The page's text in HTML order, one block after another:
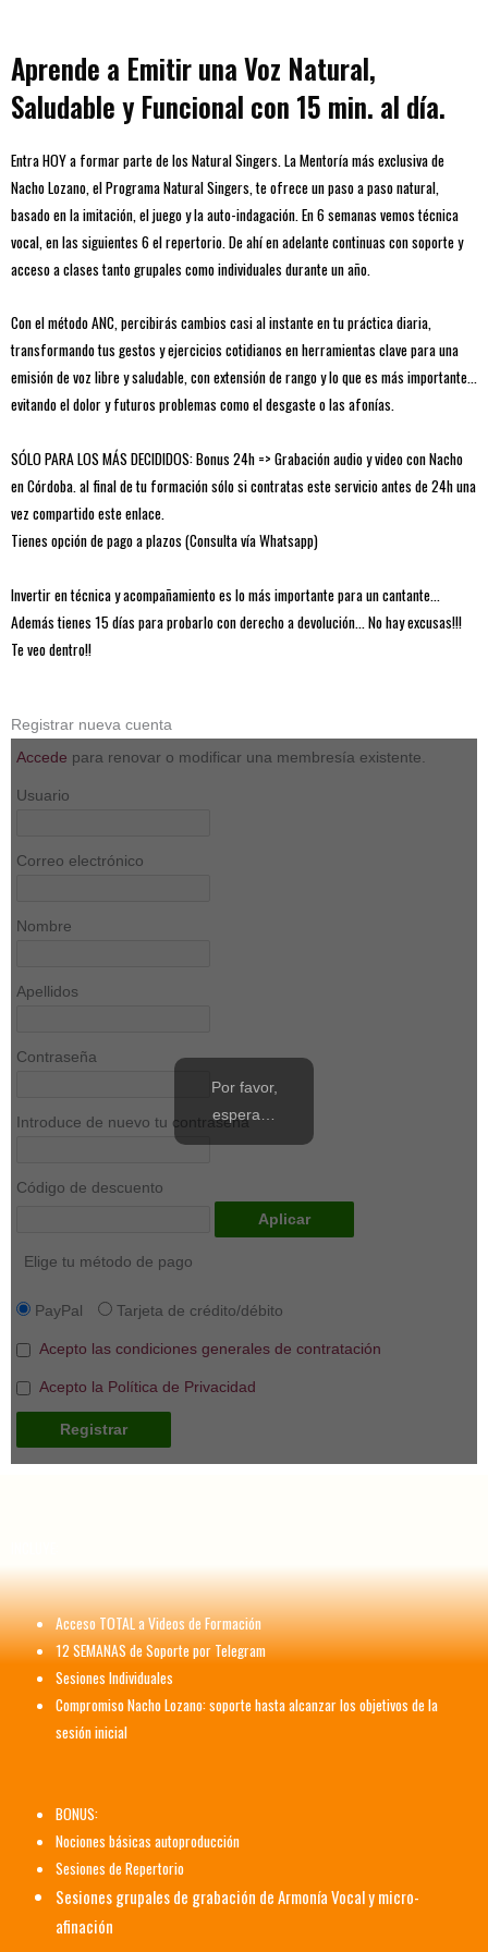
Aprende a Emitir una Voz Natural,
Saludable y Funcional con 15 min. al día.
Entra HOY a formar parte de los Natural Singers. La Mentoría más exclusiva de
Nacho Lozano, el Programa Natural Singers, te ofrece un paso a paso natural,
basado en la imitación, el juego y la auto-indagación. En 6 semanas vemos técnica
vocal, en las siguientes 6 el repertorio. De ahí en adelante continuas con soporte y
acceso a clases tanto grupales como individuales durante un año.
Con el método ANC, percibirás cambios casi al instante en tu práctica diaria,
transformando tus gestos y ejercicios cotidianos en herramientas clave para una
emisión de voz libre y saludable, con extensión de rango y lo que es más importante…
evitando el dolor y futuros problemas como el desgaste o las afonías.
SÓLO PARA LOS MÁS DECIDIDOS: Bonus 24h => Grabación audio y video con Nacho
en Córdoba. al final de tu formación sólo si contratas este servicio antes de 24h una
vez compartido este enlace.
Tienes opción de pago a plazos (Consulta vía Whatsapp)
Invertir en técnica y acompañamiento es lo más importante para un cantante…
Además tienes 15 días para probarlo con derecho a devolución… No hay excusas!!!
Te veo dentro!!
Registrar nueva cuenta
Accede para renovar o modificar una membresía existente.
Usuario
Correo electrónico
Nombre
Apellidos
Contraseña
Introduce de nuevo tu contraseña
Código de descuento
Aplicar
Elige tu método de pago
PayPal Tarjeta de crédito/débito
Acepto las condiciones generales de contratación
Acepto la Política de Privacidad
Por favor,
espera…
Acceso TOTAL a Videos de Formación
12 SEMANAS de Soporte por Telegram
Sesiones Individuales
Compromiso Nacho Lozano: soporte hasta alcanzar los objetivos de la
sesión inicial
BONUS:
Nociones básicas autoproducción
Sesiones de Repertorio
Sesiones grupales de grabación de Armonía Vocal y micro-
afinación